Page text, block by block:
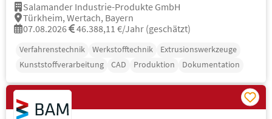
Salamander Industrie-Produkte GmbH
Türkheim, Wertach, Bayern
07.08.2026
46.388,11 €/Jahr (geschätzt)
Verfahrenstechnik Werkstofftechnik
Extrusionswerkzeuge
Kunststoffverarbeitung
CAD Produktion Dokumentation